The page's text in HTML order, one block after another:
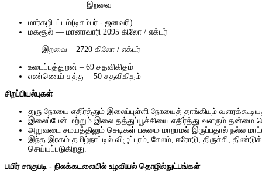
இறவை
மார்கழிபட்டம்(டிசம்பர் - ஜனவரி)
மகசூல் –– மானாவாரி 2095 கிலோ / எக்டர்
இறவை – 2720 கிலோ /
உடைப்புத்துறன் – 69 சதவிகிதம்
எண்ணெய் சத்து – 50 சதவிகிதம்
சிறப்பியல்புகள்
துரு நோயை எதிர்த்தும் இலைப்புள்ளி நோயைத் தாங்கியும்
இலைப்பேன் மற்றும் இலை தத்துப்பூச்சியை எதிர்த்து வளரும்
அறுவடை சமயத்திலும் செடிகள் பசுமை மாறாமல் இருப்பதால் நல்ல
இந்த இரகம் தமிழ்நாட்டில் விழுப்புரம், சேலம், ஈரோடு, திருச்சி,
செய்யப்படுகிறது.
பயிர் சாகுபடி - நிலக்கடலையில் உழவியல் தொழில்நுட்பங்கள்